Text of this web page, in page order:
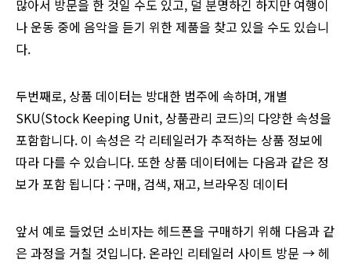
많아서 방문을 한 것일 수도 있고, 덜 분명하긴 하지만 여행이
나 운동 중에 음악을 듣기 위한 제품을 찾고 있을 수도 있습니
다.
두번째로, 상품 데이터는 방대한 범주에 속하며, 개별
SKU(Stock Keeping Unit, 상품관리 코드)의 다양한 속성을
포함합니다. 이 속성은 각 리테일러가 추적하는 상품 정보에
따라 다를 수 있습니다. 또한 상품 데이터에는 다음과 같은 정
보가 포함 됩니다 : 구매, 검색, 재고, 브라우징 데이터
앞서 예로 들었던 소비자는 헤드폰을 구매하기 위해 다음과 같
은 과정을 거칠 것입니다. 온라인 리테일러 사이트 방문 → 헤